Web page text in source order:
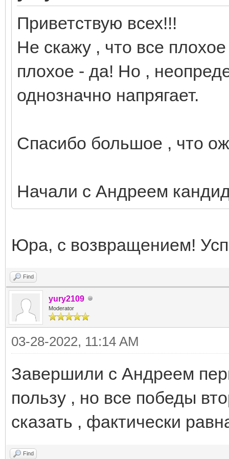
Приветствую всех!!!
Не скажу , что все
плохое - да! Но ,
однозначно напрягает.
Спасибо большое , что
Начали с Андреем
Юра, с возвращением!
Find
yury2109
Moderator
03-28-2022, 11:14 AM
Завершили с Андреем
пользу , но все победы
сказать , фактически
Find